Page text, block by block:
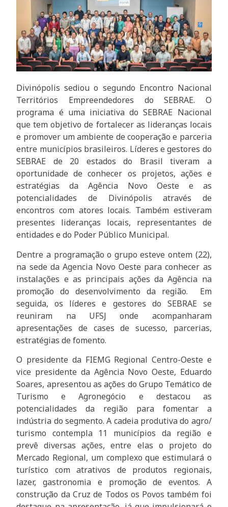
Divinópolis sediou o segundo Encontro Nacional
Territórios Empreendedores do SEBRAE. O
programa é uma iniciativa do SEBRAE Nacional
que tem objetivo de fortalecer as lideranças locais
e promover um ambiente de cooperação e parceria
entre municípios brasileiros. Líderes e gestores do
SEBRAE de 20 estados do Brasil tiveram a
oportunidade de conhecer os projetos, ações e
estratégias da Agência Novo Oeste e as
potencialidades de Divinópolis através de
encontros com atores locais. Também estiveram
presentes lideranças locais, representantes de
entidades e do Poder Público Municipal.
Dentre a programação o grupo esteve ontem (22),
na sede da Agencia Novo Oeste para conhecer as
instalações e as principais ações da Agência na
promoção do desenvolvimento da região. Em
seguida, os líderes e gestores do SEBRAE se
reuniram na UFSJ onde acompanharam
apresentações de cases de sucesso, parcerias,
estratégias de fomento.
O presidente da FIEMG Regional Centro-Oeste e
vice presidente da Agência Novo Oeste, Eduardo
Soares, apresentou as ações do Grupo Temático de
Turismo e Agronegócio e destacou as
potencialidades da região para fomentar a
indústria do segmento. A cadeia produtiva do agro/
turismo contempla 11 municípios da região e
prevê diversas ações, entre elas o projeto do
Mercado Regional, um complexo que estimulará o
turístico com atrativos de produtos regionais,
lazer, gastronomia e promoção de eventos. A
construção da Cruz de Todos os Povos também foi